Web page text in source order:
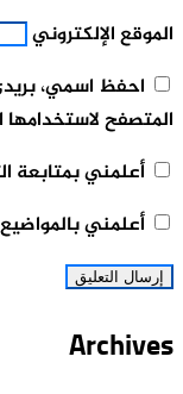
الموقع الإلكتروني
احفظ اسمي،
المتصفح
أعلمني بمتابعة
أعلمني
Archives